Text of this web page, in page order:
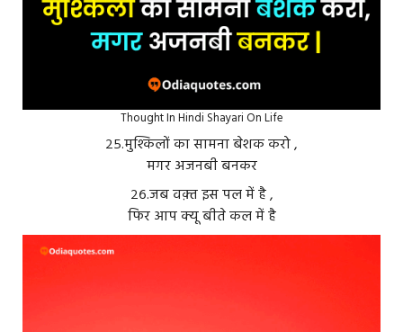
Thought In Hindi Shayari On Life
२५.मुश्किलों का सामना बेशक करो ,
मगर अजनबी बनकर
२६.जब वक़्त इस पल में है ,
फिर आप क्यू बीते कल में है